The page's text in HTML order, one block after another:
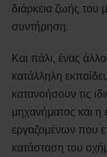
διάρκεια ζωής του
συντήρηση.
Και πάλι, ένας
κατάλληλη
κατανοήσουν τις
μηχανήματος και η
εργαζομένων που
κατάσταση του